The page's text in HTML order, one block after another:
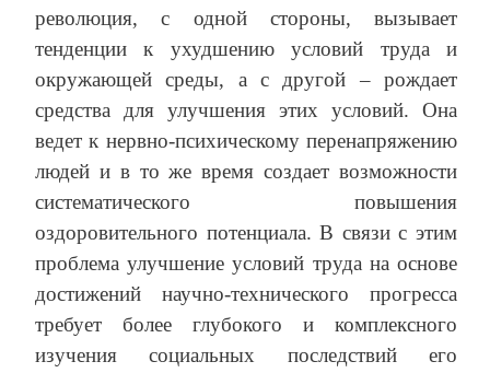
революция, с одной стороны, вызывает
тенденции к ухудшению условий труда и
окружающей среды, а с другой – рождает
средства для улучшения этих условий. Она
ведет к нервно-психическому перенапряжению
людей и в то же время создает возможности
систематического повышения
оздоровительного потенциала. В связи с этим
проблема улучшение условий труда на основе
достижений научно-технического прогресса
требует более глубокого и комплексного
изучения социальных последствий его